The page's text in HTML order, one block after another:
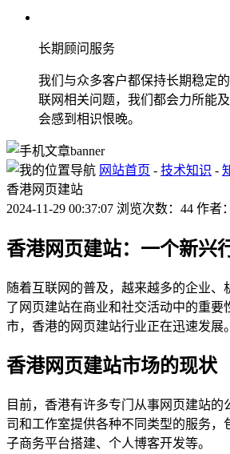
长期顾问服务
我们与众多客户都保持长期稳定
联网相关问题，我们都会力所能
会感到相识恨晚。
网站首页 - 技术知识 -
香港网页建站
2024-11-29 00:37:07 浏览次数：44 作者
香港网页建站：一个新兴
随着互联网的普及，越来越多的企业、
了网页建站在商业和社交活动中的重要
市，香港的网页建站行业正在迅速发展。
香港网页建站市场的现状
目前，香港有许多专门从事网页建站的
司和工作室提供各种不同类型的服务，
子商务平台搭建、个人博客开发等。